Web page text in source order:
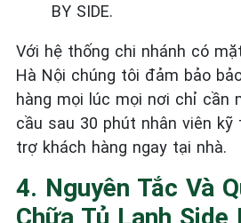
BY SIDE.
Với hệ thống chi nhánh có
Hà Nội chúng tôi đảm bảo
hàng mọi lúc mọi nơi chỉ cần
cầu sau 30 phút nhân viên
trợ khách hàng ngay tại nhà.
4. Nguyên Tắc Và